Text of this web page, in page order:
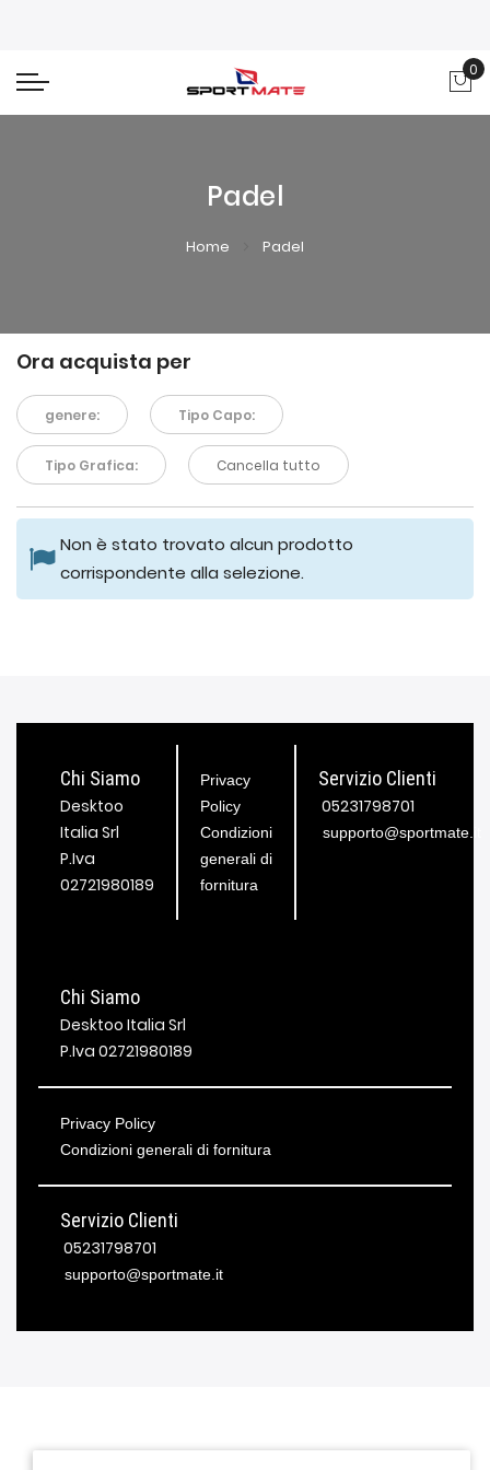
0
Padel
Home Padel
Ora acquista per
genere: Tipo Capo:
Tipo Grafica: Cancella tutto
Non è stato trovato alcun prodotto
corrispondente alla selezione.
Chi Siamo
Desktoo
Italia Srl
P.Iva
02721980189
Privacy
Policy
Condizioni
generali di
fornitura
Servizio Clienti
05231798701
supporto@sportmate.it
Chi Siamo
Desktoo Italia Srl
P.Iva 02721980189
Privacy Policy
Condizioni generali di fornitura
Servizio Clienti
05231798701
supporto@sportmate.it